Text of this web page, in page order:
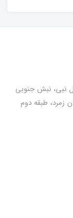
نبی، نبش جنوبی